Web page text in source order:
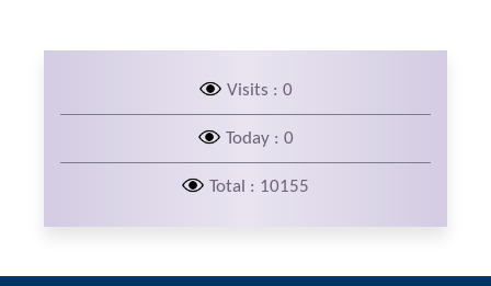
Visits : 0
Today : 0
Total : 10155